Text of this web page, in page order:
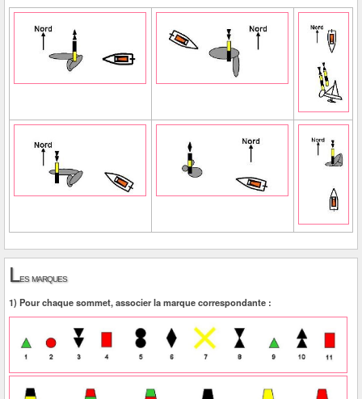
Les marques
1) Pour chaque sommet, associer la marque correspondante :